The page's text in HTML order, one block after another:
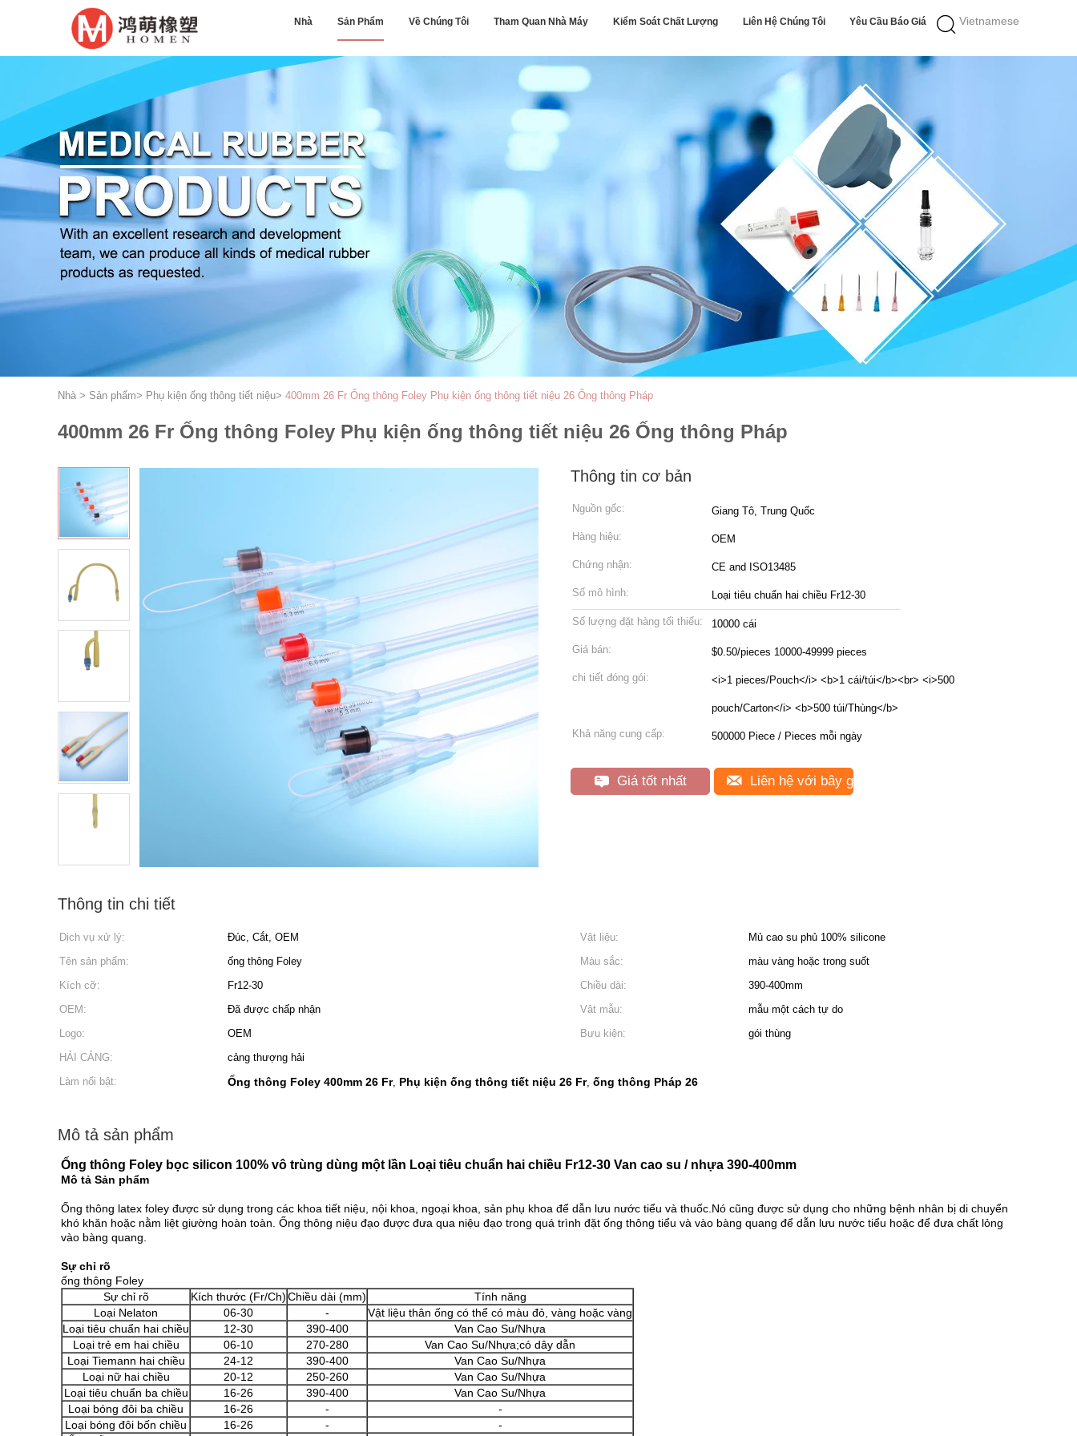
Vietnamese
Nhà Sản Phẩm Về Chúng Tôi Tham Quan Nhà Máy Kiểm Soát Chất Lượng Liên Hệ Chúng Tôi Yêu Cầu Báo Giá
Nhà > Sản phẩm> Phụ kiện ống thông tiết niệu> 400mm 26 Fr Ống thông Foley Phụ kiện ống thông tiết niệu 26 Ống thông Pháp
400mm 26 Fr Ống thông Foley Phụ kiện ống thông tiết niệu 26 Ống thông Pháp
Thông tin cơ bản
Nguồn gốc: Giang Tô, Trung Quốc
Hàng hiệu: OEM
Chứng nhận: CE and ISO13485
Số mô hình: Loại tiêu chuẩn hai chiều Fr12-30
Số lượng đặt hàng tối thiểu: 10000 cái
Giá bán: $0.50/pieces 10000-49999 pieces
chi tiết đóng gói: <i>1 pieces/Pouch</i> <b>1 cái/túi</b><br> <i>500
pouch/Carton</i> <b>500 túi/Thùng</b>
Khả năng cung cấp: 500000 Piece / Pieces mỗi ngày
Giá tốt nhất Liên hệ với bây giờ
Thông tin chi tiết
Dịch vụ xử lý: Đúc, Cắt, OEM Vật liệu:
Mủ cao su phủ 100% silicone
Tên sản phẩm:
ống thông Foley Màu sắc:
màu vàng hoặc trong suốt
Kích cỡ:
Fr12-30 Chiều dài:
390-400mm
OEM:
Đã được chấp nhận Vật mẫu:
mẫu một cách tự do
Logo:
OEM Bưu kiện:
gói thùng
HẢI CẢNG:
cảng thượng hải
Làm nổi bật:
Ống thông Foley 400mm 26 Fr, Phụ kiện ống thông tiết niệu 26 Fr, ống thông Pháp 26
Mô tả sản phẩm
Ống thông Foley bọc silicon 100% vô trùng dùng một lần Loại tiêu chuẩn hai chiều Fr12-30 Van cao su / nhựa 390-400mm
Mô tả Sản phẩm
Ống thông latex foley được sử dụng trong các khoa tiết niệu, nội khoa, ngoại khoa, sản phụ khoa để dẫn lưu nước tiểu và thuốc.Nó cũng được sử dụng cho những bệnh nhân bị di chuyển
khó khăn hoặc nằm liệt giường hoàn toàn. Ống thông niệu đạo được đưa qua niệu đạo trong quá trình đặt ống thông tiểu và vào bàng quang để dẫn lưu nước tiểu hoặc để đưa chất lỏng
vào bàng quang.
Sự chỉ rõ
ống thông Foley
Sự chỉ rõ
Kích thước (Fr/Ch)Chiều dài (mm)
Tính năng
Loại Nelaton
06-30 -
Vật liệu thân ống có thể có màu đỏ, vàng hoặc vàng
Loại tiêu chuẩn hai chiều
12-30 390-400
Van Cao Su/Nhựa
Loại trẻ em hai chiều
06-10 270-280
Van Cao Su/Nhựa;có dây dẫn
Loại Tiemann hai chiều
24-12 390-400
Van Cao Su/Nhựa
Loại nữ hai chiều
20-12 250-260
Van Cao Su/Nhựa
Loại tiêu chuẩn ba chiều
16-26 390-400
Van Cao Su/Nhựa
Loại bóng đôi ba chiều
16-26 -
-
Loại bóng đôi bốn chiều
16-26 -
-